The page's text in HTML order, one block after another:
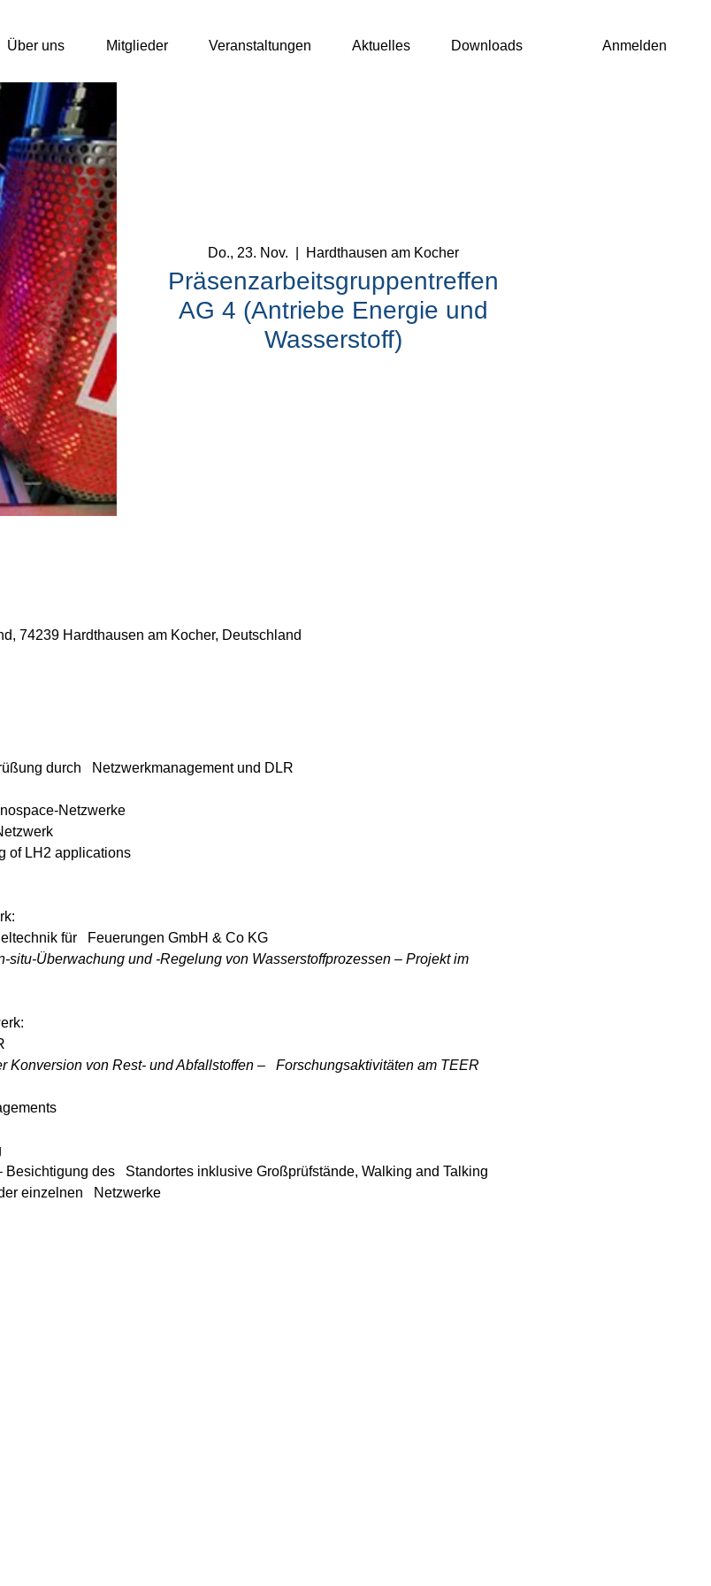
Über uns Mitglieder Veranstaltungen Aktuelles Downloads Anmelden
Do., 23. Nov. Hardthausen am Kocher
Präsenzarbeitsgruppentreffen
AG 4 (Antriebe Energie und
Wasserstoff)
74239 Hardthausen am Kocher, Deutschland
durch   Netzwerkmanagement und DLR
Netzwerke
of LH2 applications
für   Feuerungen GmbH & Co KG
situ-Überwachung und -Regelung von Wasserstoffprozessen – Projekt im
Konversion von Rest- und Abfallstoffen –   Forschungsaktivitäten am TEER
des   Standortes inklusive Großprüfstände, Walking and Talking
einzelnen   Netzwerke